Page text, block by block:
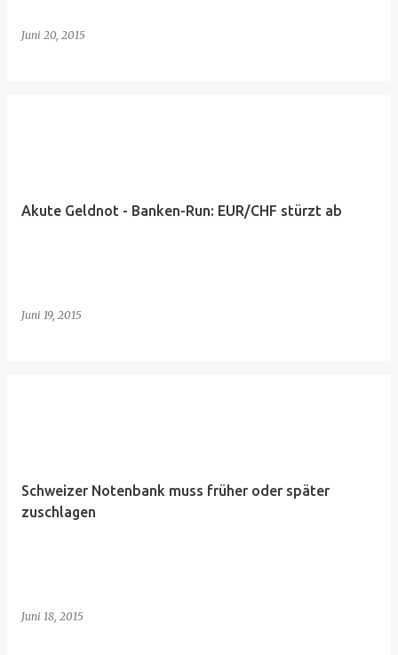
Juni 20, 2015
Akute Geldnot - Banken-Run: EUR/CHF stürzt ab
Juni 19, 2015
Schweizer Notenbank muss früher oder später
zuschlagen
Juni 18, 2015